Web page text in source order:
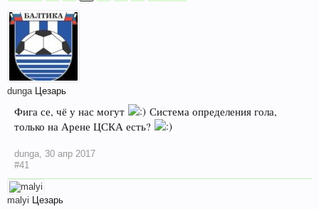
dunga Цезарь
Фига се, чё у нас могут
Система определения гола,
только на Арене ЦСКА есть?
dunga, 30 апр 2017
#41
malyi Цезарь